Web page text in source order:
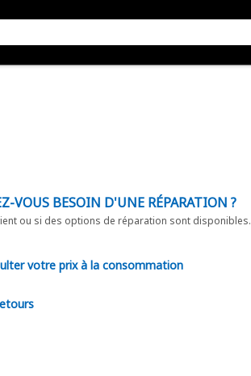
VOUS BESOIN D'UNE RÉPARATION ?
ou si des options de réparation sont disponibles.
votre prix à la consommation